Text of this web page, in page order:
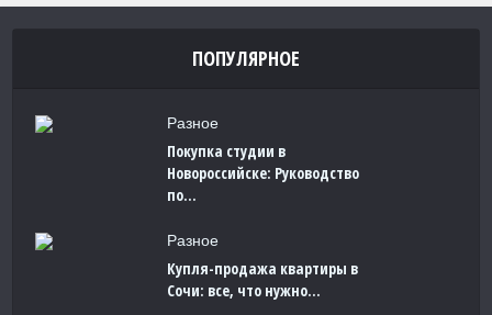
ПОПУЛЯРНОЕ
Разное
Покупка студии в
Новороссийске: Руководство
по...
Разное
Купля-продажа квартиры в
Сочи: все, что нужно...